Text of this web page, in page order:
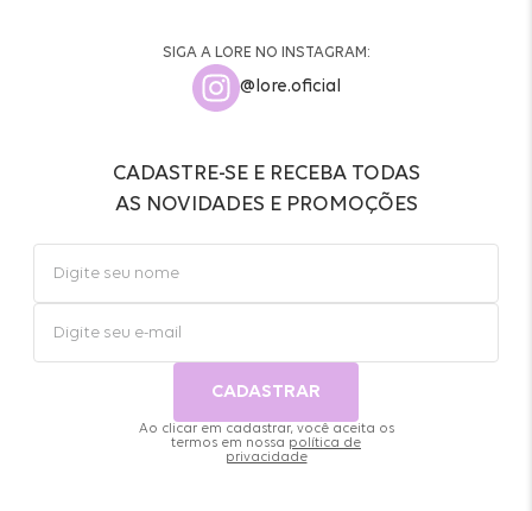
SIGA A LORE NO INSTAGRAM:
@lore.oficial
CADASTRE-SE E RECEBA TODAS
AS NOVIDADES E PROMOÇÕES
CADASTRAR
Ao clicar em cadastrar, você aceita os
termos em nossa política de
privacidade